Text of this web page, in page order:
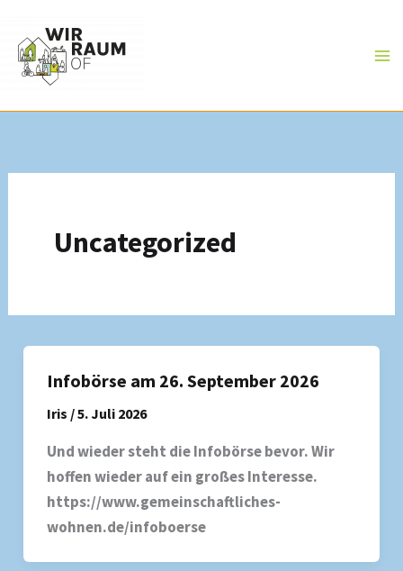
Inhalt
springen
Uncategorized
Infobörse am 26. September 2026
Iris /5. Juli 2026
Und wieder steht die Infobörse bevor. Wir
hoffen wieder auf ein großes Interesse.
https://www.gemeinschaftliches-
wohnen.de/infoboerse